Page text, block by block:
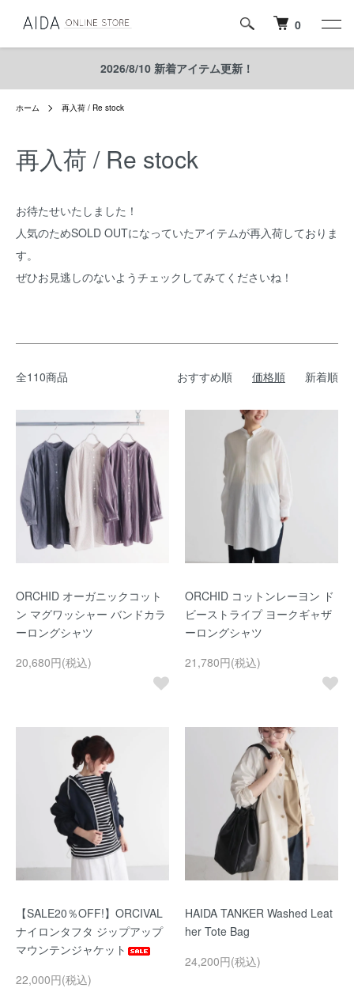
0
2026/8/10 新着アイテム更新！
ホーム 再入荷 / Re stock
再入荷 / Re stock
お待たせいたしました！
人気のためSOLD OUTになっていたアイテムが再入荷しておりま
す。
ぜひお見逃しのないようチェックしてみてくださいね！
全110商品 おすすめ順 価格順 新着順
ORCHID オーガニックコット
ン マグワッシャー バンドカラ
ーロングシャツ
20,680円(税込)
ORCHID コットンレーヨン ド
ビーストライプ ヨークギャザ
ーロングシャツ
21,780円(税込)
【SALE20％OFF!】ORCIVAL
ナイロンタフタ ジップアップ
マウンテンジャケット
22,000円(税込)
HAIDA TANKER Washed Leat
her Tote Bag
24,200円(税込)